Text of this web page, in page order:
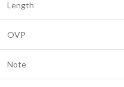
Length
OVP
Note